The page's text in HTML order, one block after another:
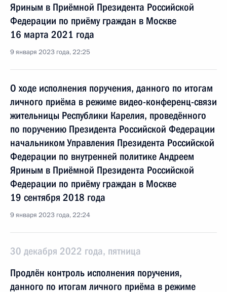
Яриным в Приёмной Президента Российской
Федерации по приёму граждан в Москве
16 марта 2021 года
9 января 2023 года, 22:25
О ходе исполнения поручения, данного по итогам
личного приёма в режиме видео-конференц-связи
жительницы Республики Карелия, проведённого
по поручению Президента Российской Федерации
начальником Управления Президента Российской
Федерации по внутренней политике Андреем
Яриным в Приёмной Президента Российской
Федерации по приёму граждан в Москве
19 сентября 2018 года
9 января 2023 года, 22:24
30 декабря 2022 года, пятница
Продлён контроль исполнения поручения,
данного по итогам личного приёма в режиме